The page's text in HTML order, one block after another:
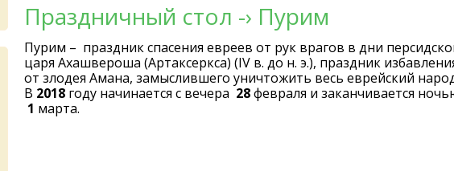
Праздничный стол -› Пурим
Пурим – праздник спасения евреев от рук врагов в дни
царя Ахашвероша (Артаксеркса) (IV в. до н. э.), праздник
от злодея Амана, замыслившего уничтожить весь еврейский
В 2018году начинается с вечера 28февраля и заканчивается
1 марта.